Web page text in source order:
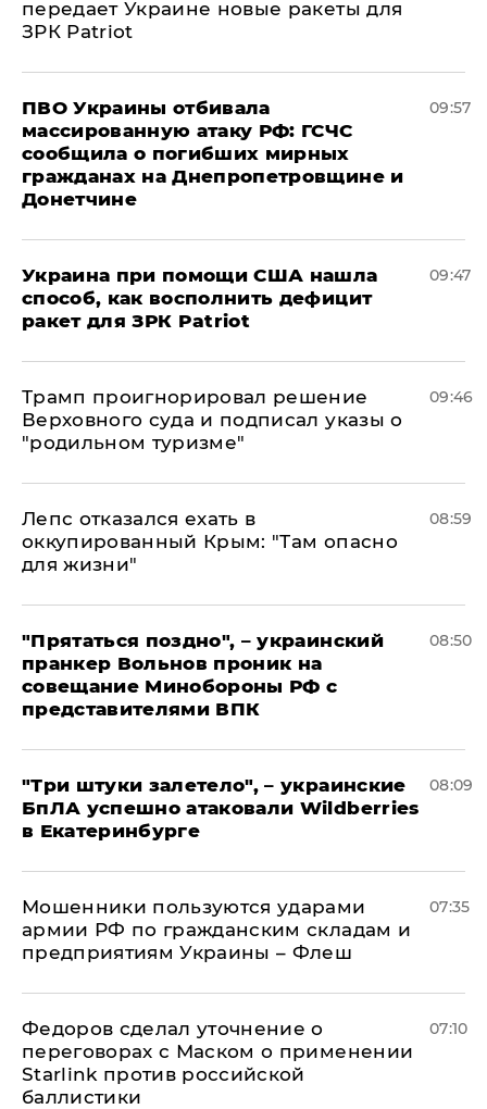
передает Украине новые ракеты для
ЗРК Patriot
ПВО Украины отбивала
массированную атаку РФ: ГСЧС
сообщила о погибших мирных
гражданах на Днепропетровщине и
Донетчине
09:57
Украина при помощи США нашла
способ, как восполнить дефицит
ракет для ЗРК Patriot
09:47
Трамп проигнорировал решение
Верховного суда и подписал указы о
"родильном туризме"
09:46
Лепс отказался ехать в
оккупированный Крым: "Там опасно
для жизни"
08:59
"Прятаться поздно", – украинский
пранкер Вольнов проник на
совещание Минобороны РФ с
представителями ВПК
08:50
"Три штуки залетело", – украинские
БпЛА успешно атаковали Wildberries
в Екатеринбурге
08:09
Мошенники пользуются ударами
армии РФ по гражданским складам и
предприятиям Украины – Флеш
07:35
Федоров сделал уточнение о
переговорах с Маском о применении
Starlink против российской
баллистики
07:10